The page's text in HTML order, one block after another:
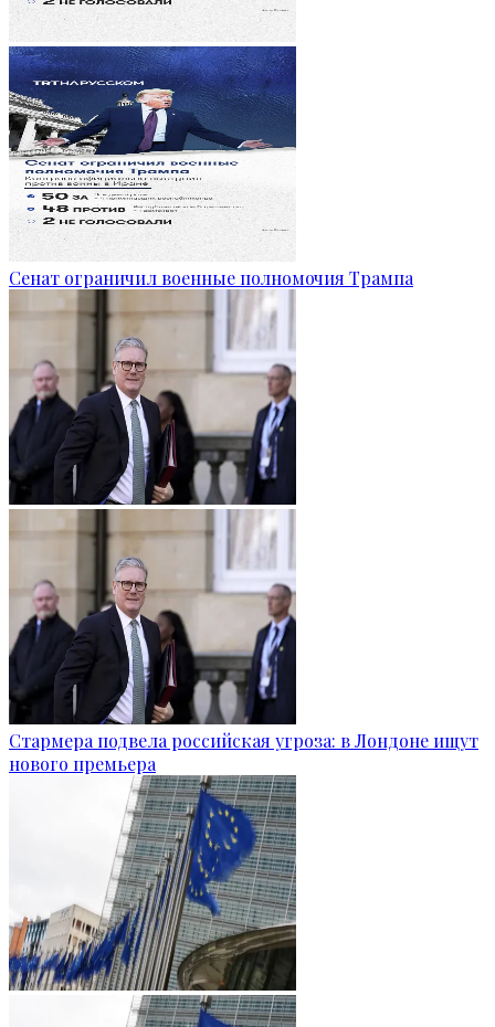
Сенат ограничил военные полномочия Трампа
Стармера подвела российская угроза: в Лондоне ищут
нового премьера